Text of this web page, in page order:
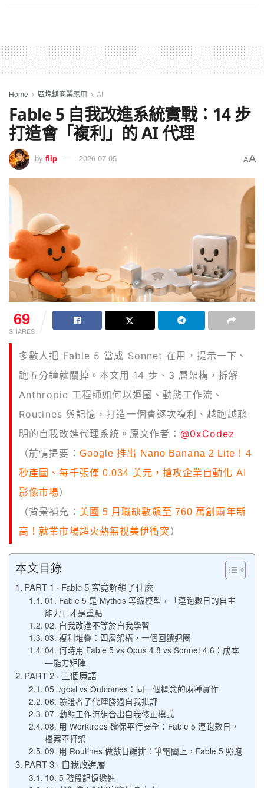
Home 區塊鏈商業應用 AI
Fable 5 自我改進系統實戰：14 步
打造會「複利」的 AI 代理
by flip 2026-07-05 AA
69
SHARES
多數人把 Fable 5 當成 Sonnet 在用，提示一下、
跑五分鐘就關掉。本文用 14 步、3 層架構，拆解
Anthropic 工程師如何以迴圈、動態工作流、
Routines 與記憶，打造一個會逐次複利、越跑越聰
明的自我改進代理系統。原文作者： @0xCodez
（前情提要： Google 推出 Nano Banana 2 Lite！4
秒產圖、每千張僅 0.034 美元，搶攻企業自動化 AI
影像市場）
（背景補充： 美國 5 月職缺數飆至 760 萬創兩年新
高！就業市場超火熱無視美伊衝突）
本文目錄
PART 1 · Fable 5 究竟解鎖了什麼
01. Fable 5 是 Mythos 等級模型，「連跑數日的自主
能力」才是重點
02. 自我改進不等於自我學習
03. 複利堆疊：四層架構，一個回饋迴圈
04. 何時用 Fable 5 vs Opus 4.8 vs Sonnet 4.6：成本
—能力矩陣
PART 2 · 三個原語
05. /goal vs Outcomes：同一個概念的兩種實作
06. 驗證者子代理勝過自我批評
07. 動態工作流組合出自我修正模式
08. 用 Worktrees 確保平行安全：Fable 5 連跑數日，
檔案不打架
09. 用 Routines 做數日編排：筆電闔上，Fable 5 照跑
PART 3 · 自我改進層
10. 5 階段記憶遞進